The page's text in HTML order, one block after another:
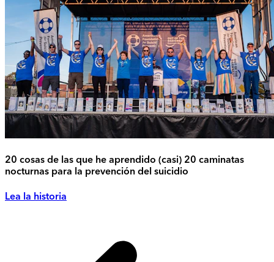
20 cosas de las que he aprendido (casi) 20 caminatas
nocturnas para la prevención del suicidio
Lea la historia